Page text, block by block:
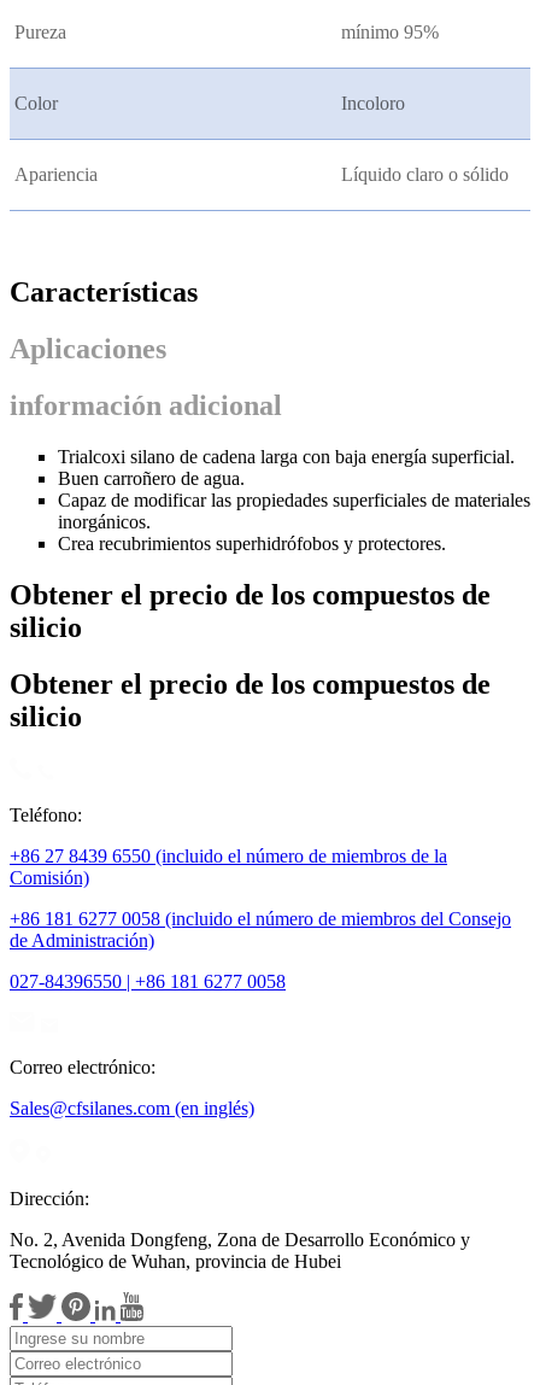
Pureza mínimo 95%
Color Incoloro
Apariencia Líquido claro o sólido
Características
Aplicaciones
información adicional
Trialcoxi silano de cadena larga con baja energía superficial.
Buen carroñero de agua.
Capaz de modificar las propiedades superficiales de materiales
inorgánicos.
Crea recubrimientos superhidrófobos y protectores.
Obtener el precio de los compuestos de
silicio
Obtener el precio de los compuestos de
silicio
Teléfono:
+86 27 8439 6550 (incluido el número de miembros de la
Comisión)
+86 181 6277 0058 (incluido el número de miembros del Consejo
de Administración)
027-84396550 | +86 181 6277 0058
Correo electrónico:
Sales@cfsilanes.com (en inglés)
Dirección:
No. 2, Avenida Dongfeng, Zona de Desarrollo Económico y
Tecnológico de Wuhan, provincia de Hubei